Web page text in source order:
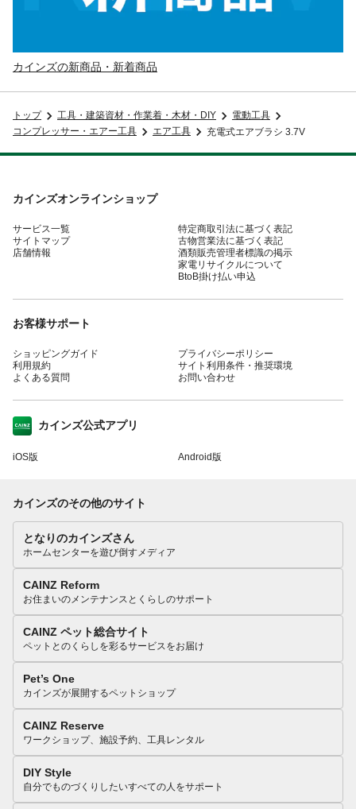
カインズの新商品・新着商品
トップ 工具・建築資材・作業着・木材・DIY
電動工具
コンプレッサー・エアー工具
エア工具 充電式エアブラシ 3.7V
カインズオンラインショップ
サービス一覧
サイトマップ
店舗情報
特定商取引法に基づく表記
古物営業法に基づく表記
酒類販売管理者標識の掲示
家電リサイクルについて
BtoB掛け払い申込
お客様サポート
ショッピングガイド
利用規約
よくある質問
プライバシーポリシー
サイト利用条件・推奨環境
お問い合わせ
カインズ公式アプリ
iOS版 Android版
カインズのその他のサイト
となりのカインズさん
ホームセンターを遊び倒すメディア
CAINZ Reform
お住まいのメンテナンスとくらしのサポート
CAINZ ペット総合サイト
ペットとのくらしを彩るサービスをお届け
Pet’s One
カインズが展開するペットショップ
CAINZ Reserve
ワークショップ、施設予約、工具レンタル
DIY Style
自分でものづくりしたいすべての人をサポート